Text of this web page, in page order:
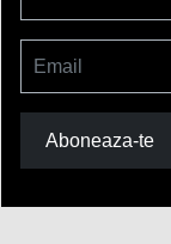
Email
Aboneaza-te